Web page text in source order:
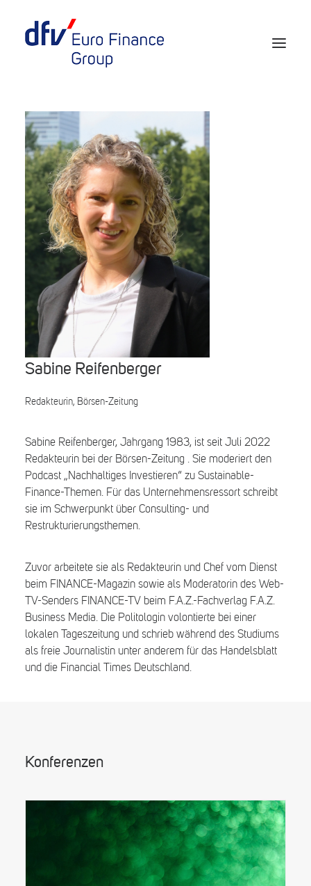
Events 2026/2027
Tickets 29th EURO FINANCE WEEK
Partner werden
Media
European Banker of the Year
Rückblick
Über uns
Search
Sabine Reifenberger
Redakteurin, Börsen-Zeitung
Sabine Reifenberger, Jahrgang 1983, ist seit Juli 2022
Redakteurin bei der Börsen-Zeitung . Sie moderiert den
Podcast „Nachhaltiges Investieren“ zu Sustainable-
Finance-Themen. Für das Unternehmensressort schreibt
sie im Schwerpunkt über Consulting- und
Restrukturierungsthemen.
Zuvor arbeitete sie als Redakteurin und Chef vom Dienst
beim FINANCE-Magazin sowie als Moderatorin des Web-
TV-Senders FINANCE-TV beim F.A.Z.-Fachverlag F.A.Z.
Business Media. Die Politologin volontierte bei einer
lokalen Tageszeitung und schrieb während des Studiums
als freie Journalistin unter anderem für das Handelsblatt
und die Financial Times Deutschland.
Konferenzen